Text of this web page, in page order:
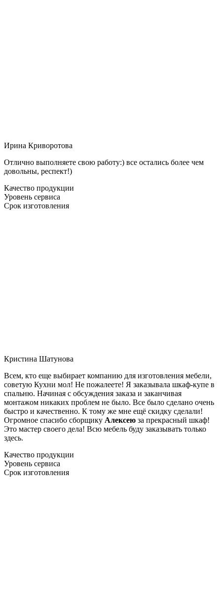
Ирина Криворотова
Отлично выполняете свою работу:) все остались более чем
довольны, респект!)
Качество продукции
Уровень сервиса
Срок изготовления
Кристина Шатунова
Всем, кто еще выбирает компанию для изготовления мебели,
советую Кухни мол! Не пожалеете! Я заказывала шкаф-купе в
спальню. Начиная с обсуждения заказа и заканчивая
монтажом никаких проблем не было. Все было сделано очень
быстро и качественно. К тому же мне ещё скидку сделали!
Огромное спасибо сборщику Алексею за прекрасный шкаф!
Это мастер своего дела! Всю мебель буду заказывать только
здесь.
Качество продукции
Уровень сервиса
Срок изготовления